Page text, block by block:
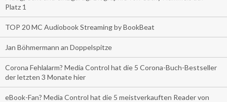
Platz 1
TOP 20 MC Audiobook Streaming by BookBeat
Jan Böhmermann an Doppelspitze
Corona Fehlalarm? Media Control hat die 5 Corona-Buch-Bestseller
der letzten 3 Monate hier
eBook-Fan? Media Control hat die 5 meistverkauften Reader von